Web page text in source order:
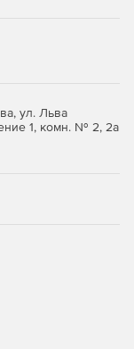
ул. Льва
1, комн. № 2, 2а